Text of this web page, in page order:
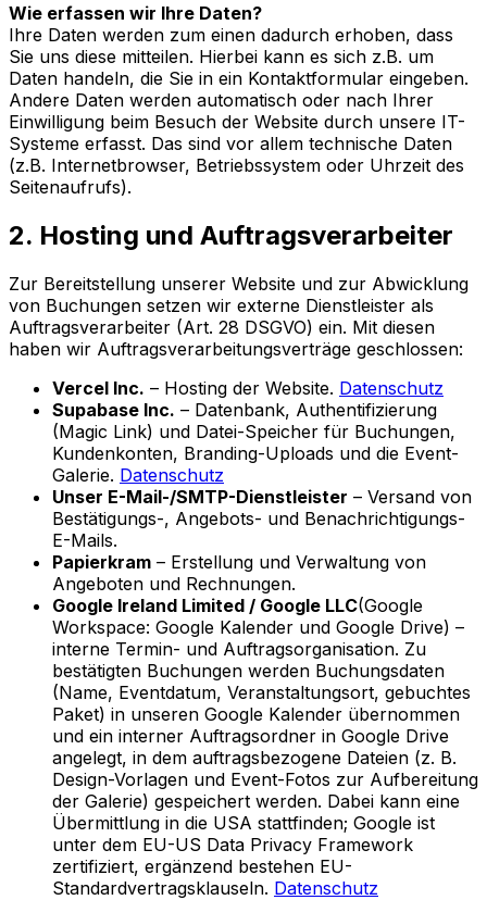
Wie erfassen wir Ihre Daten?
Ihre Daten werden zum einen dadurch erhoben, dass
Sie uns diese mitteilen. Hierbei kann es sich z.B. um
Daten handeln, die Sie in ein Kontaktformular eingeben.
Andere Daten werden automatisch oder nach Ihrer
Einwilligung beim Besuch der Website durch unsere IT-
Systeme erfasst. Das sind vor allem technische Daten
(z.B. Internetbrowser, Betriebssystem oder Uhrzeit des
Seitenaufrufs).
2. Hosting und Auftragsverarbeiter
Zur Bereitstellung unserer Website und zur Abwicklung
von Buchungen setzen wir externe Dienstleister als
Auftragsverarbeiter (Art. 28 DSGVO) ein. Mit diesen
haben wir Auftragsverarbeitungsverträge geschlossen:
Vercel Inc. – Hosting der Website. Datenschutz
Supabase Inc. – Datenbank, Authentifizierung
(Magic Link) und Datei-Speicher für Buchungen,
Kundenkonten, Branding-Uploads und die Event-
Galerie. Datenschutz
Unser E-Mail-/SMTP-Dienstleister – Versand von
Bestätigungs-, Angebots- und Benachrichtigungs-
E-Mails.
Papierkram – Erstellung und Verwaltung von
Angeboten und Rechnungen.
Google Ireland Limited / Google LLC(Google
Workspace: Google Kalender und Google Drive) –
interne Termin- und Auftragsorganisation. Zu
bestätigten Buchungen werden Buchungsdaten
(Name, Eventdatum, Veranstaltungsort, gebuchtes
Paket) in unseren Google Kalender übernommen
und ein interner Auftragsordner in Google Drive
angelegt, in dem auftragsbezogene Dateien (z. B.
Design-Vorlagen und Event-Fotos zur Aufbereitung
der Galerie) gespeichert werden. Dabei kann eine
Übermittlung in die USA stattfinden; Google ist
unter dem EU-US Data Privacy Framework
zertifiziert, ergänzend bestehen EU-
Standardvertragsklauseln. Datenschutz